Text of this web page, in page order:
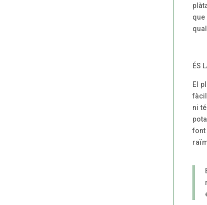
ÉS
El
ni
font